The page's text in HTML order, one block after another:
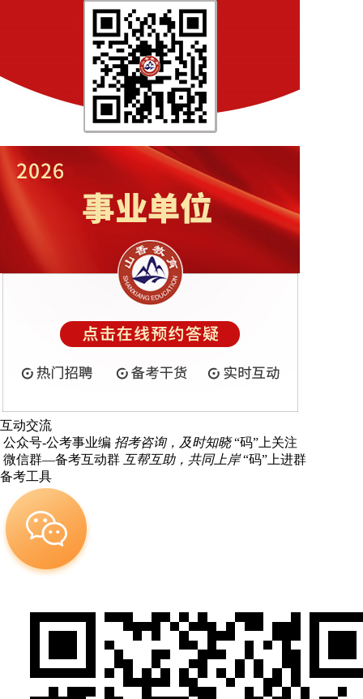
互动交流
公众号-公考事业编 招考咨询，及时知晓 “码”上关注
微信群—备考互动群 互帮互助，共同上岸 “码”上进群
备考工具